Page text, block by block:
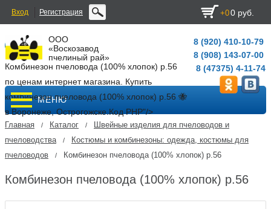
Вход Регистрация +00 руб.
ООО
«Воскозавод
пчелиный рай»
Комбинезон пчеловода (100% хлопок) р.56
по ценам интернет магазина. Купить
комбинезон пчеловода (100% хлопок) р.56 🐝
в Воронеже, Острогожске. Код PHP"/>
8 (920) 410-10-79
8 (908) 143-07-00
8 (47375) 4-11-74
МЕНЮ
Главная / Каталог /
Швейные изделия для пчеловодов и
пчеловодства
/
Костюмы и комбинезоны: одежда, костюмы для
пчеловодов
/ Комбинезон пчеловода (100% хлопок) р.56
Комбинезон пчеловода (100% хлопок) р.56